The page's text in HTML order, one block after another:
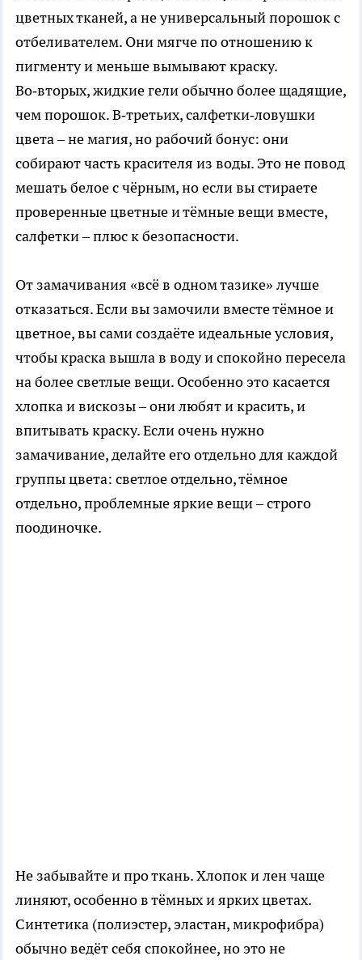
цветных тканей, а не универсальный порошок с
отбеливателем. Они мягче по отношению к
пигменту и меньше вымывают краску.
Во‑вторых, жидкие гели обычно более щадящие,
чем порошок. В‑третьих, салфетки‑ловушки
цвета – не магия, но рабочий бонус: они
собирают часть красителя из воды. Это не повод
мешать белое с чёрным, но если вы стираете
проверенные цветные и тёмные вещи вместе,
салфетки – плюс к безопасности.
От замачивания «всё в одном тазике» лучше
отказаться. Если вы замочили вместе тёмное и
цветное, вы сами создаёте идеальные условия,
чтобы краска вышла в воду и спокойно пересела
на более светлые вещи. Особенно это касается
хлопка и вискозы – они любят и красить, и
впитывать краску. Если очень нужно
замачивание, делайте его отдельно для каждой
группы цвета: светлое отдельно, тёмное
отдельно, проблемные яркие вещи – строго
поодиночке.
Не забывайте и про ткань. Хлопок и лен чаще
линяют, особенно в тёмных и ярких цветах.
Синтетика (полиэстер, эластан, микрофибра)
обычно ведёт себя спокойнее, но это не